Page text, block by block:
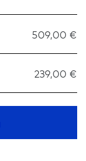
509,00 €
239,00 €